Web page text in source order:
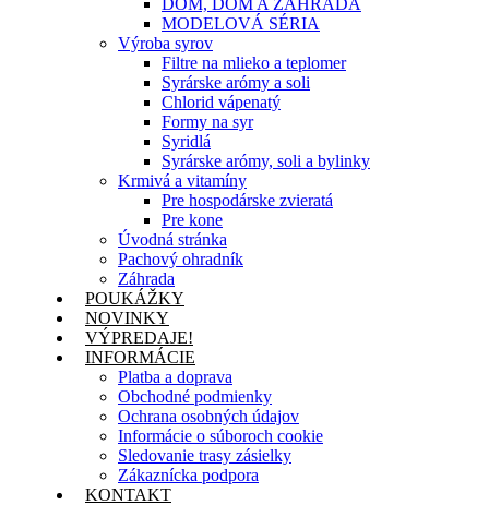
DOM, DOM A ZÁHRADA
MODELOVÁ SÉRIA
Výroba syrov
Filtre na mlieko a teplomer
Syrárske arómy a soli
Chlorid vápenatý
Formy na syr
Syridlá
Syrárske arómy, soli a bylinky
Krmivá a vitamíny
Pre hospodárske zvieratá
Pre kone
Úvodná stránka
Pachový ohradník
Záhrada
POUKÁŽKY
NOVINKY
VÝPREDAJE!
INFORMÁCIE
Platba a doprava
Obchodné podmienky
Ochrana osobných údajov
Informácie o súboroch cookie
Sledovanie trasy zásielky
Zákaznícka podpora
KONTAKT